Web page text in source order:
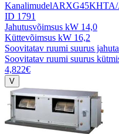
KanalimudelARXG45KHTA/
ID 1791
Jahutusvõimsus kW 14,0
Küttevõimsus kW 16,2
Soovitatav ruumi suurus
Soovitatav ruumi suurus
4,822€